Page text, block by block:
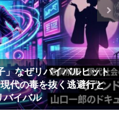
は？～男は女に甘えられ
ルスターズ】